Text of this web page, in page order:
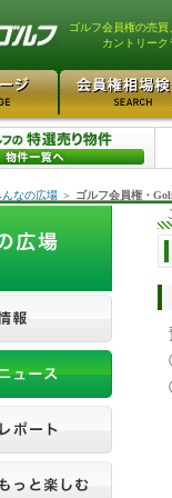
ゴルフ会員権の売
カントリー
んなの広場 ＞ ゴルフ会員権・